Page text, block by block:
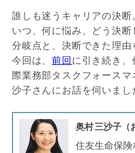
誰しも迷うキャリアの決
いつ、何に悩み、どう決
分岐点と、決断できた理由
今回は、前回に引き続き
際業務部タスクフォース
沙子さんにお話を伺いまし
奥村 三沙子（
住友生命保